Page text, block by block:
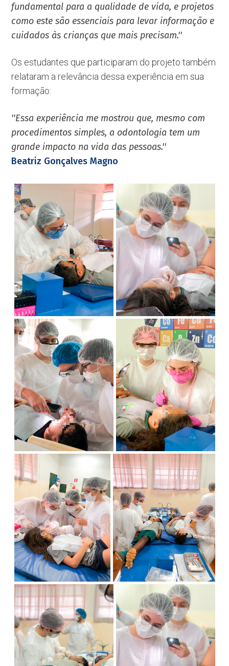
fundamental para a qualidade de vida, e projetos
como este são essenciais para levar informação e
cuidados às crianças que mais precisam.''
Os estudantes que participaram do projeto também
relataram a relevância dessa experiência em sua
formação:
''Essa experiência me mostrou que, mesmo com
procedimentos simples, a odontologia tem um
grande impacto na vida das pessoas.''
Beatriz Gonçalves Magno